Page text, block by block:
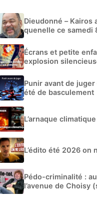
Dieudonné – Kairos
quenelle ce samedi
Écrans et petite
explosion
Punir avant de juger
été de basculement
L’arnaque climatique
L’édito été 2026 on
Pédo-criminalité :
l’avenue de Choisy